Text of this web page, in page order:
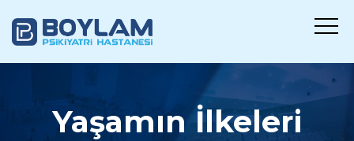
Yaşamın İlkeleri